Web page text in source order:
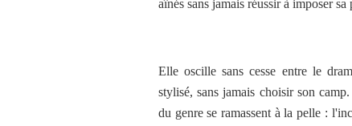
aînés sans jamais réussir à imposer sa
Elle oscille sans cesse entre le
stylisé, sans jamais choisir son
du genre se ramassent à la pelle :